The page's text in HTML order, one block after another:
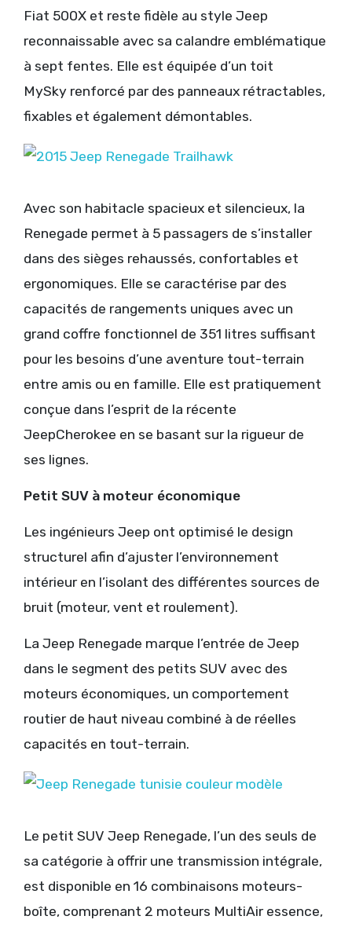
Fiat 500X et reste fidèle au style Jeep
reconnaissable avec sa calandre emblématique
à sept fentes. Elle est équipée d’un toit
MySky renforcé par des panneaux rétractables,
fixables et également démontables.
Avec son habitacle spacieux et silencieux, la
Renegade permet à 5 passagers de s’installer
dans des sièges rehaussés, confortables et
ergonomiques. Elle se caractérise par des
capacités de rangements uniques avec un
grand coffre fonctionnel de 351 litres suffisant
pour les besoins d’une aventure tout-terrain
entre amis ou en famille. Elle est pratiquement
conçue dans l’esprit de la récente
JeepCherokee en se basant sur la rigueur de
ses lignes.
Petit SUV à moteur économique
Les ingénieurs Jeep ont optimisé le design
structurel afin d’ajuster l’environnement
intérieur en l’isolant des différentes sources de
bruit (moteur, vent et roulement).
La Jeep Renegade marque l’entrée de Jeep
dans le segment des petits SUV avec des
moteurs économiques, un comportement
routier de haut niveau combiné à de réelles
capacités en tout-terrain.
Le petit SUV Jeep Renegade, l’un des seuls de
sa catégorie à offrir une transmission intégrale,
est disponible en 16 combinaisons moteurs-
boîte, comprenant 2 moteurs MultiAir essence,